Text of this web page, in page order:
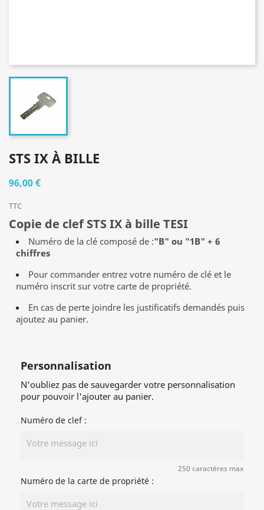
STS IX À BILLE
96,00 €
TTC
Copie de clef STS IX à bille TESI
Numéro de la clé composé de :"B" ou "1B" + 6
chiffres
Pour commander entrez votre numéro de clé et le
numéro inscrit sur votre carte de propriété.
En cas de perte joindre les justificatifs demandés puis
ajoutez au panier.
Personnalisation
N'oubliez pas de sauvegarder votre personnalisation
pour pouvoir l'ajouter au panier.
Numéro de clef :
250 caractères max
Numéro de la carte de propriété :